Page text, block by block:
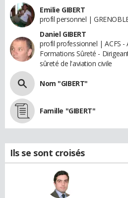
Emilie GIBERT
profil personnel |
Daniel GIBERT
profil professionnel | ACFS -
Formations Sûreté -
sûreté de l'aviation civile
Nom "GIBERT"
Famille "GIBERT"
Ils se sont croisés